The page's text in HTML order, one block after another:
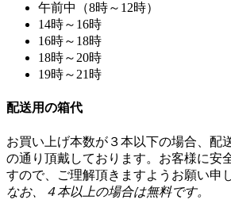
午前中（8時～12時）
14時～16時
16時～18時
18時～20時
19時～21時
配送用の箱代
お買い上げ本数が３本以下の場合、配
の通り頂戴しております。お客様に安
すので、ご理解頂きますようお願い申
なお、４本以上の場合は無料です。